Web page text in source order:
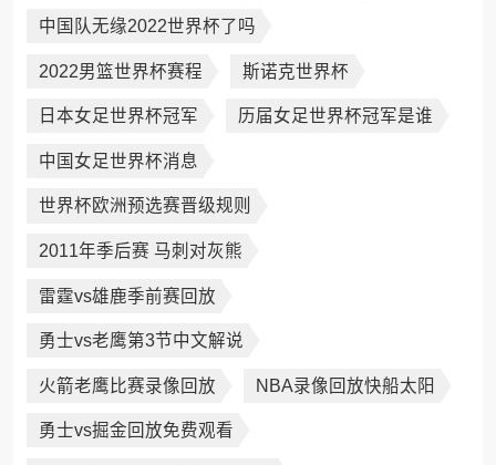
中国队无缘2022世界杯了吗
2022男篮世界杯赛程 斯诺克世界杯
日本女足世界杯冠军 历届女足世界杯冠军是谁
中国女足世界杯消息
世界杯欧洲预选赛晋级规则
2011年季后赛 马刺对灰熊
雷霆vs雄鹿季前赛回放
勇士vs老鹰第3节中文解说
火箭老鹰比赛录像回放 NBA录像回放快船太阳
勇士vs掘金回放免费观看